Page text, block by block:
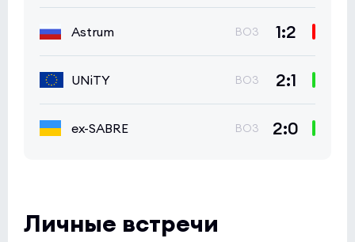
Astrum BO3 1:2
UNiTY BO3 2:1
ex-SABRE BO3 2:0
Личные встречи